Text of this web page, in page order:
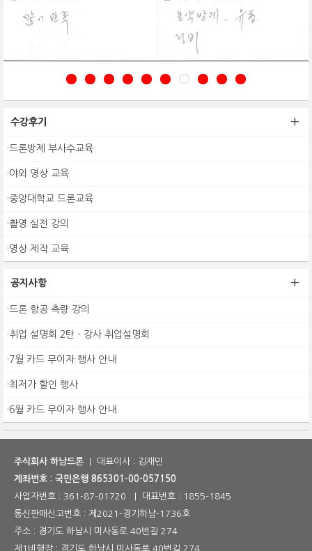
수강후기 +
·드론방제 부사수교육
·야외 영상 교육
·중앙대학교 드론교육
·촬영 실전 강의
·영상 제작 교육
공지사항 +
·드론 항공 측량 강의
·취업 설명회 2탄 - 강사 취업설명회
·7월 카드 무이자 행사 안내
·최저가 할인 행사
·6월 카드 무이자 행사 안내
주식회사 하남드론 | 대표이사 : 김재민
계좌번호 : 국민은행 865301-00-057150
사업자번호 : 361-87-01720 | 대표번호 : 1855-1845
통신판매신고번호 : 제2021-경기하남-1736호
주소 : 경기도 하남시 미사동로 40번길 274
제1비행장 : 경기도 하남시 미사동로 40번길 274